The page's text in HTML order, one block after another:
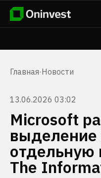
Главная·Новости
13.06.2026 03:02
Microsoft
выделение
The